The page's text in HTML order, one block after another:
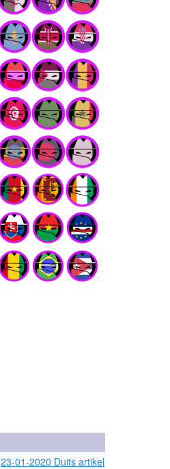
23-01-2020 Duits artikel